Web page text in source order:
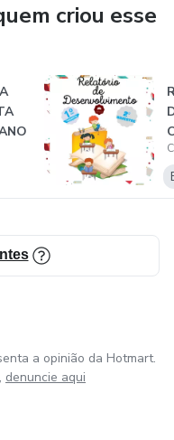
criou esse
a opinião da Hotmart.
denuncie aqui